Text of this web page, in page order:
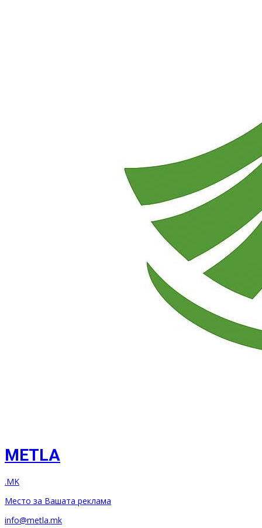
METLA
.MK
Место за Вашата реклама
info@metla.mk